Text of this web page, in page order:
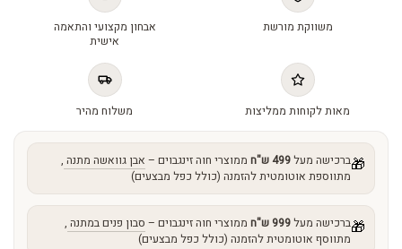
משווקת מורשת
אבחון מקצועי והתאמה
אישית
מאות לקוחות ממליצות משלוח מהיר
🎁ברכישה מעל499 ש"ח ממוצרי חוה זינגבוים – אבן גוואשה מתנה ,
מתווספת אוטומטית להזמנה (כולל כפל מבצעים)
🎁ברכישה מעל999 ש"ח ממוצרי חוה זינגבוים – סבון פנים במתנה ,
מתווסף אוטומטית להזמנה (כולל כפל מבצעים)